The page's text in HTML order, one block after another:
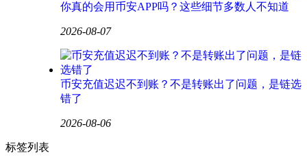
你真的会用币安APP吗？这些细节多数人不知道
2026-08-07
币安充值迟迟不到账？不是转账出了问题，是链选
错了
2026-08-06
标签列表